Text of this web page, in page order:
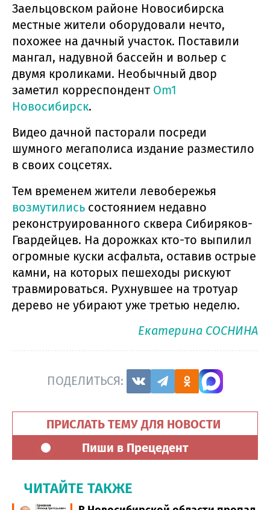
Заельцовском районе Новосибирска
местные жители оборудовали нечто,
похожее на дачный участок. Поставили
мангал, надувной бассейн и вольер с
двумя кроликами. Необычный двор
заметил корреспондент Om1
Новосибирск.
Видео дачной пасторали посреди
шумного мегаполиса издание разместило
в своих соцсетях.
Тем временем жители левобережья
возмутились состоянием недавно
реконструированного сквера Сибиряков-
Гвардейцев. На дорожках кто-то выпилил
огромные куски асфальта, оставив острые
камни, на которых пешеходы рискуют
травмироваться. Рухнувшее на тротуар
дерево не убирают уже третью неделю.
Екатерина СОСНИНА
ПОДЕЛИТЬСЯ:
ПРИСЛАТЬ ТЕМУ ДЛЯ НОВОСТИ
Пиши в Прецедент
ЧИТАЙТЕ ТАКЖЕ